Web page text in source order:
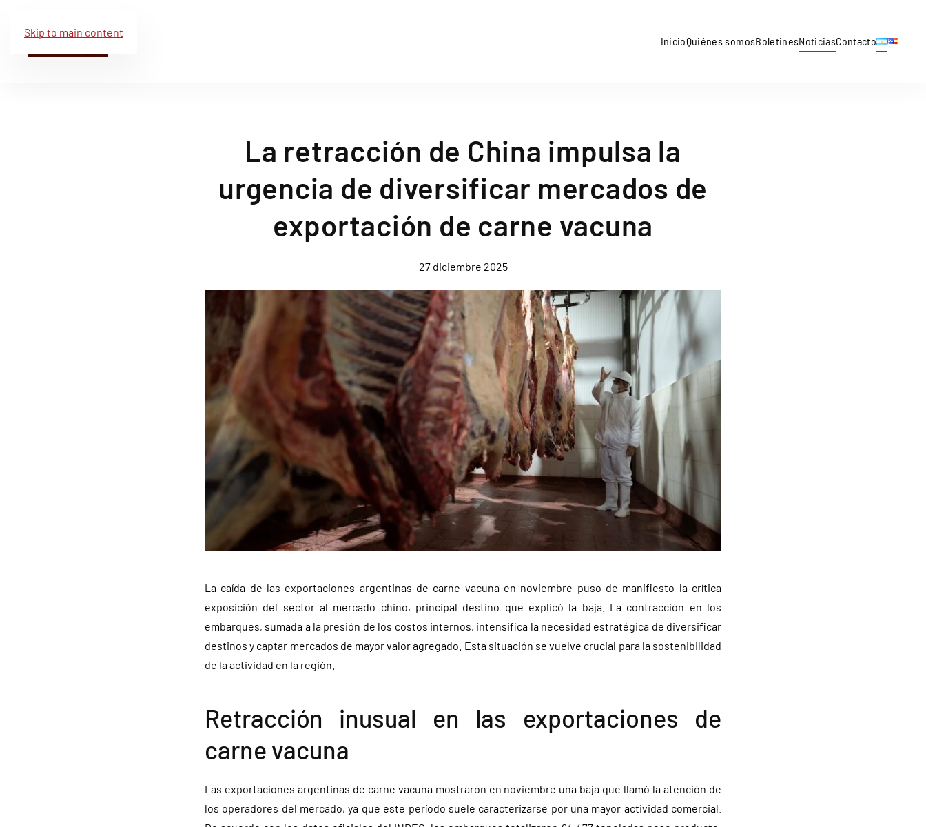
Skip to main content
InicioQuiénes somosBoletinesNoticiasContacto
La retracción de China impulsa la
urgencia de diversificar mercados de
exportación de carne vacuna
27 diciembre 2025
La caída de las exportaciones argentinas de carne vacuna en noviembre puso de manifiesto la crítica
exposición del sector al mercado chino, principal destino que explicó la baja. La contracción en los
embarques, sumada a la presión de los costos internos, intensifica la necesidad estratégica de diversificar
destinos y captar mercados de mayor valor agregado. Esta situación se vuelve crucial para la sostenibilidad
de la actividad en la región.
Retracción inusual en las exportaciones de
carne vacuna
Las exportaciones argentinas de carne vacuna mostraron en noviembre una baja que llamó la atención de
los operadores del mercado, ya que este período suele caracterizarse por una mayor actividad comercial.